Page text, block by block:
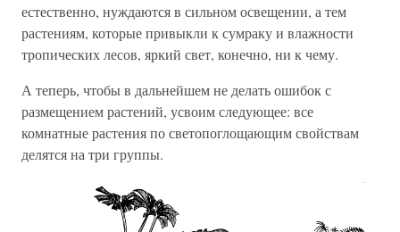
естественно, нуждаются в сильном освещении, а тем
растениям, которые привыкли к сумраку и влажности
тропических лесов, яркий свет, конечно, ни к чему.
А теперь, чтобы в дальнейшем не делать ошибок с
размещением растений, усвоим следующее: все
комнатные растения по светопоглощающим свойствам
делятся на три группы.